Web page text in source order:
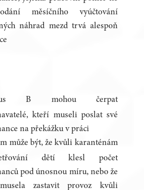
měsíčního vyúčtování
náhrad mezd trvá alespoň
B mohou čerpat
kteří museli poslat své
na překážku v práci
může být, že kvůli karanténám
dětí klesl počet
pod únosnou míru, nebo že
zastavit provoz kvůli